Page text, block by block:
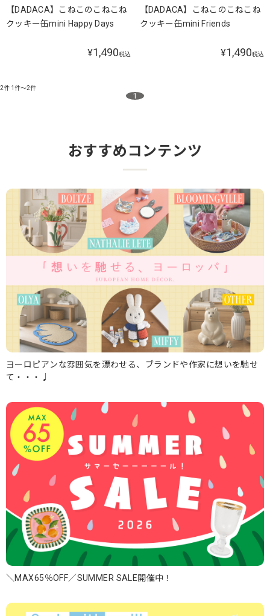
【DADACA】こねこのこねこね
クッキー缶mini Happy Days
¥1,490税込
【DADACA】こねこのこねこね
クッキー缶mini Friends
¥1,490税込
2件 1件～2件
1
おすすめコンテンツ
ヨーロピアンな雰囲気を漂わせる、ブランドや作家に想いを馳せ
て・・・♩
＼MAX65％OFF／SUMMER SALE開催中！